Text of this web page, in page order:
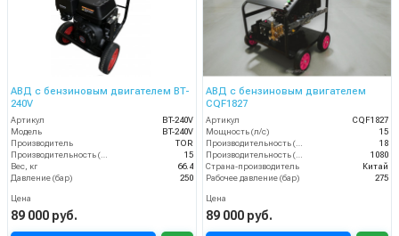
АВД с бензиновым двигателем BT-
240V
Артикул
BT-240V
Модель
BT-240V
Производитель
TOR
15
Вес, кг
66.4
Давление (бар)
250
Цена
89 000 руб.
АВД с бензиновым двигателем
CQF1827
Артикул
CQF1827
Мощность (л/с)
15
18
1080
Страна-производитель
Китай
Рабочее давление (бар)
275
Цена
89 000 руб.